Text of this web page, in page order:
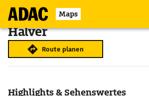
Maps
Halver
Route planen
Highlights & Sehenswertes